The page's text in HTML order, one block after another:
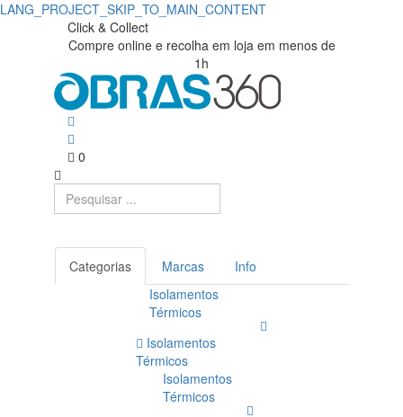
LANG_PROJECT_SKIP_TO_MAIN_CONTENT
Click & Collect
Compre online e recolha em loja em menos de
1h
0
Categorias Marcas
Info
Isolamentos
Térmicos
Isolamentos
Térmicos
Isolamentos
Térmicos